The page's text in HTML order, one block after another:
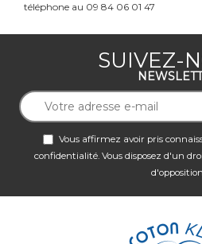
téléphone au 09 84 06 01 47
SUIVEZ-
Vous affirmez avoir pris
confidentialité. Vous disposez d'un